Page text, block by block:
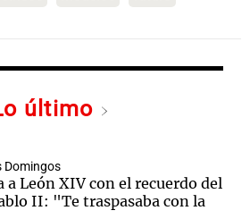
último
Domingos
a León XIV con el recuerdo del
II: "Te traspasaba con la